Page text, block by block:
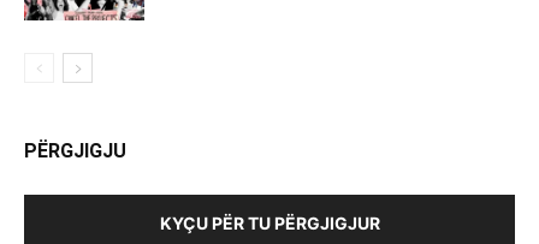
PËRGJIGJU
KYÇU PËR TU PËRGJIGJUR